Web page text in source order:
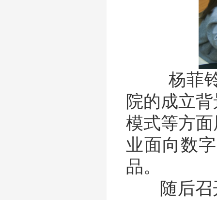
杨菲铃
院的成立
模式等方
业面向数
品。
随后召开